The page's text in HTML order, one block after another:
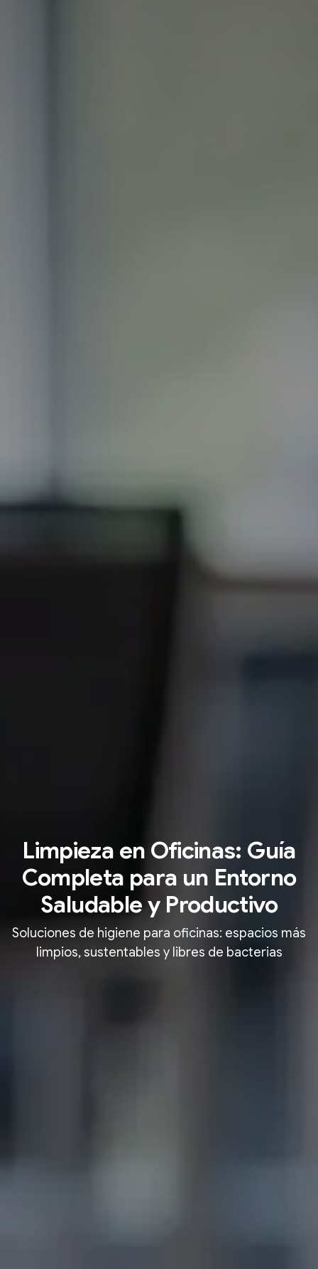
Limpieza en Oficinas: Guía
Completa para un Entorno
Saludable y Productivo
Soluciones de higiene para oficinas: espacios más
limpios, sustentables y libres de bacterias